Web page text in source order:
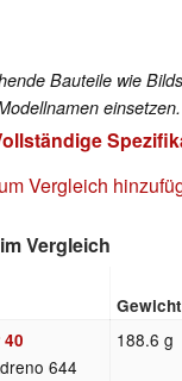
Bauteile wie
einsetzen.
Vergleich
Vergleich
Gewicht
644
188.6 g